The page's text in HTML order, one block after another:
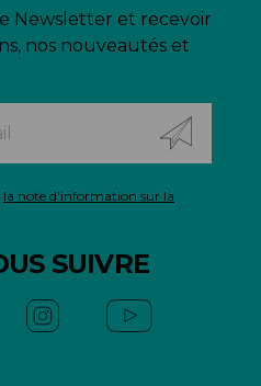
Newsletter et recevoir
nos nouveautés et
la note d'information sur la
SUIVRE